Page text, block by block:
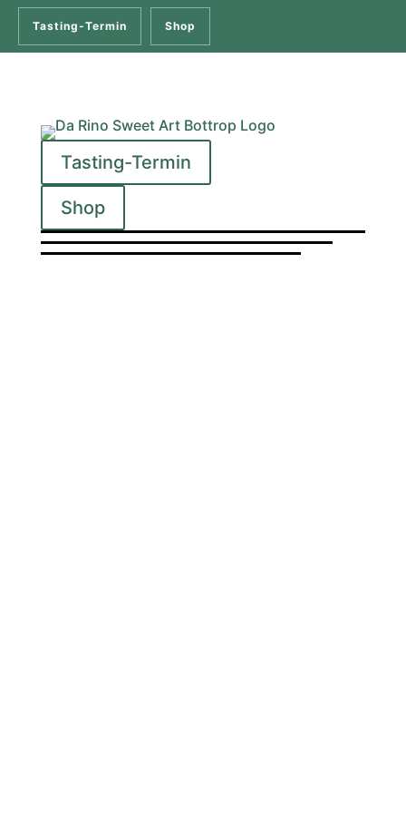
Tasting-Termin Shop
Tasting-Termin
Shop